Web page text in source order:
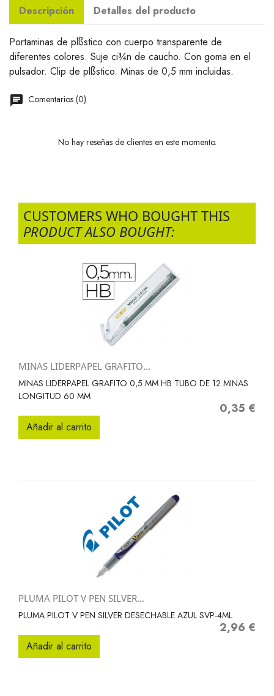
Descripción Detalles del producto
Portaminas de plßstico con cuerpo transparente de
diferentes colores. Suje ci¾n de caucho. Con goma en el
pulsador. Clip de plßstico. Minas de 0,5 mm incluidas.
Comentarios (0)
No hay reseñas de clientes en este momento.
CUSTOMERS WHO BOUGHT THIS
PRODUCT ALSO BOUGHT:
MINAS LIDERPAPEL GRAFITO...
MINAS LIDERPAPEL GRAFITO 0,5 MM HB TUBO DE 12 MINAS
LONGITUD 60 MM
Precio
0,35 €
Añadir al carrito
PLUMA PILOT V PEN SILVER...
PLUMA PILOT V PEN SILVER DESECHABLE AZUL SVP-4ML
Precio
2,96 €
Añadir al carrito